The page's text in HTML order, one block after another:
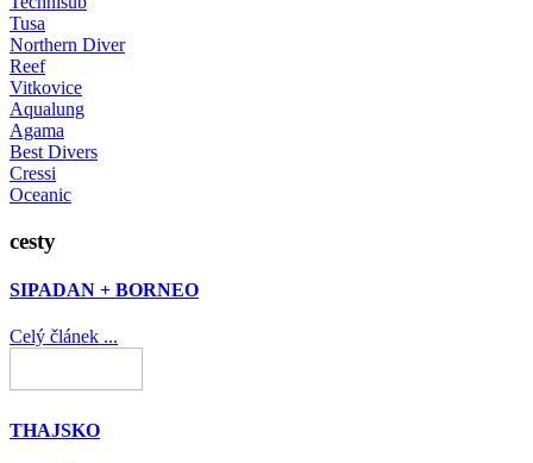
Tusa
Northern Diver
Reef
Vitkovice
Aqualung
Agama
Best Divers
Cressi
Oceanic
cesty
SIPADAN + BORNEO
Celý článek ...
THAJSKO